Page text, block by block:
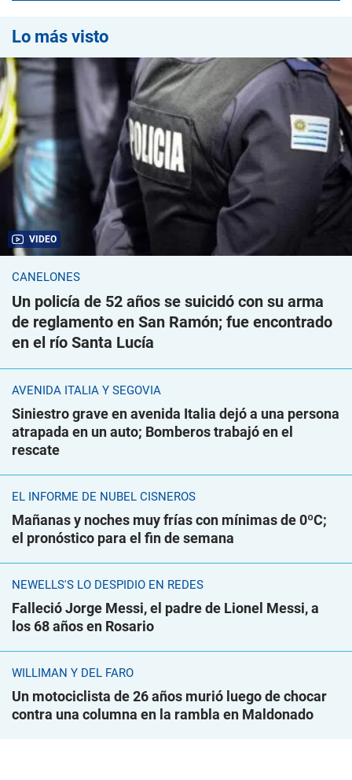
Lo más visto
VIDEO
CANELONES
Un policía de 52 años se suicidó con su arma
de reglamento en San Ramón; fue encontrado
en el río Santa Lucía
AVENIDA ITALIA Y SEGOVIA
Siniestro grave en avenida Italia dejó a una persona
atrapada en un auto; Bomberos trabajó en el
rescate
EL INFORME DE NUBEL CISNEROS
Mañanas y noches muy frías con mínimas de 0ºC;
el pronóstico para el fin de semana
NEWELLS'S LO DESPIDIÓ EN REDES
Falleció Jorge Messi, el padre de Lionel Messi, a
los 68 años en Rosario
WILLIMAN Y DEL FARO
Un motociclista de 26 años murió luego de chocar
contra una columna en la rambla en Maldonado